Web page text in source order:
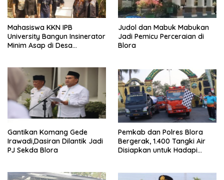
Mahasiswa KKN IPB
University Bangun Insinerator
Minim Asap di Desa
Lingkungan ‎
Judol dan Mabuk Mabukan
Jadi Pemicu Perceraian di
Blora
Gantikan Komang Gede
Irawadi,Dasiran Dilantik Jadi
PJ Sekda Blora
Pemkab dan Polres Blora
Bergerak, 1.400 Tangki Air
Disiapkan untuk Hadapi